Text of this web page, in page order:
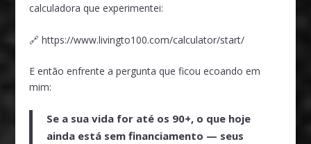
calculadora que experimentei:
🔗https://www.livingto100.com/calculator/start/
E então enfrente a pergunta que ficou ecoando em
mim:
Se a sua vida for até os 90+, o que hoje
ainda está sem financiamento — seus